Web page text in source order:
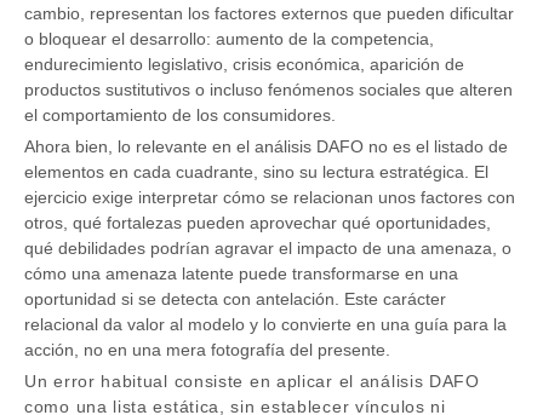
cambio, representan los factores externos que pueden dificultar
o bloquear el desarrollo: aumento de la competencia,
endurecimiento legislativo, crisis económica, aparición de
productos sustitutivos o incluso fenómenos sociales que alteren
el comportamiento de los consumidores.
Ahora bien, lo relevante en el análisis DAFO no es el listado de
elementos en cada cuadrante, sino su lectura estratégica. El
ejercicio exige interpretar cómo se relacionan unos factores con
otros, qué fortalezas pueden aprovechar qué oportunidades,
qué debilidades podrían agravar el impacto de una amenaza, o
cómo una amenaza latente puede transformarse en una
oportunidad si se detecta con antelación. Este carácter
relacional da valor al modelo y lo convierte en una guía para la
acción, no en una mera fotografía del presente.
Un error habitual consiste en aplicar el análisis DAFO
como una lista estática, sin establecer vínculos ni